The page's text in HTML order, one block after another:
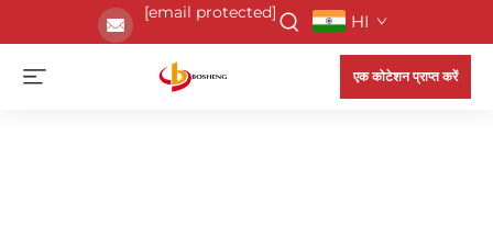
[email protected] HI
एक कोटेशन प्राप्त करें